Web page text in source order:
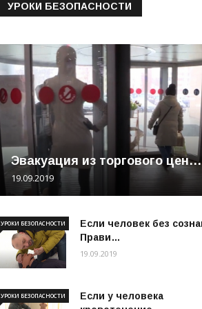
УРОКИ БЕЗОПАСНОСТИ
Эвакуация из торгового цен…
19.09.2019
Если человек без
Прави…
УРОКИ БЕЗОПАСНОСТИ
19.09.2019
Если у человека
УРОКИ БЕЗОПАСНОСТИ